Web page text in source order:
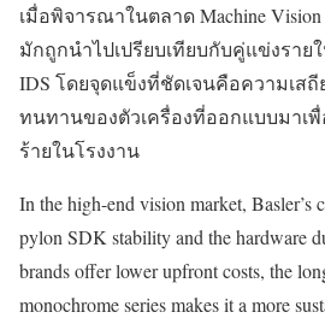
เมื่อพิจารณาในตลาด Machine
มักถูกนำไปเปรียบเทียบกับคู่แข่งราย
IDS โดยจุดแข็งที่ชัดเจนคือความเส
ทนทานของตัวเครื่องที่ออกแบบมาเ
ร้ายในโรงงาน
In the high-end vision market, Basler’s
pylon SDK stability and the hardware
brands offer lower upfront costs, the
monochrome series makes it a more